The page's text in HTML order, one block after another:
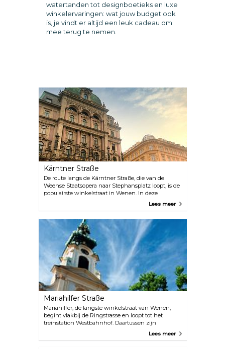
watertanden tot designboetieks en luxe
winkelervaringen: wat jouw budget ook
is, je vindt er altijd een leuk cadeau om
mee terug te nemen.
Kärntner Straße
De route langs de Kärntner Straße, die van de
Weense Staatsopera naar Stephansplatz loopt, is de
populairste winkelstraat in Wenen. In deze
winkelstraat zijn voornamelijk grote internationale
vinden. Kom langs bij het warenhuis Steffl met zijn
luxe ontwerpers en fantastische panoramische lift.
Peek & Cloppenburg is nog zo'n architectonisch
hoogtepunt, terwijl de Swarovski-winkel een heel
bijzondere winkelervaring biedt.
Lees meer
Mariahilfer Straße
Mariahilfer, de langste winkelstraat van Wenen,
begint vlakbij de Ringstrasse en loopt tot het
treinstation Westbahnhof. Daartussen zijn
warenhuizen, grote filialen van de EuropeseLees meer